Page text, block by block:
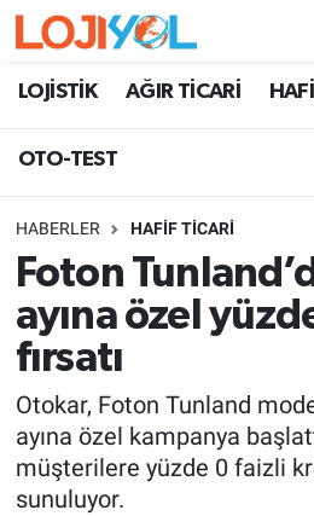
LOJİSTİK AĞIR TİCARİ
OTO-TEST
HABERLER HAFİF TİCARİ
Foton
ayına özel
fırsatı
Otokar, Foton Tunland
ayına özel kampanya
müşterilere yüzde 0 faizli
sunuluyor.
OTO-TEST